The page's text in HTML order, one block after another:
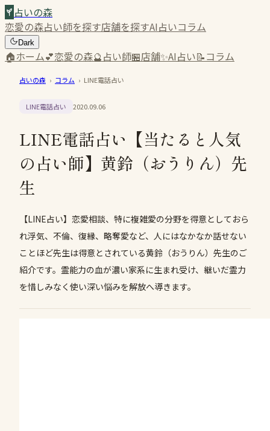
占いの森
恋愛の森占い師を探す店舗を探すAI占いコラム
Dark
🏠ホーム💕恋愛の森🔮占い師🏪店舗✨AI占い📝コラム
占いの森 › コラム › LINE電話占い
LINE電話占い 2020.09.06
LINE電話占い【当たると人気
の占い師】黄鈴（おうりん）先
生
【LINE占い】恋愛相談、特に複雑愛の分野を得意としておら
れ浮気、不倫、復縁、略奪愛など、人にはなかなか話せない
ことほど先生は得意とされている黄鈴（おうりん）先生のご
紹介です。霊能力の血が濃い家系に生まれ受け、継いだ霊力
を惜しみなく使い深い悩みを解放へ導きます。